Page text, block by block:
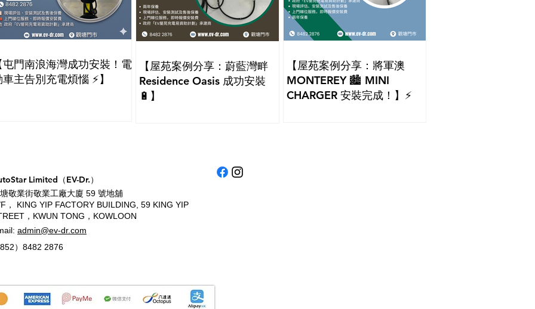
屯門南浪海灣成功安裝！電
主告別充電煩惱 ⚡】
【屋苑案例分享：蔚藍灣畔
Residence Oasis 成功安裝
🔋】
【屋苑案例分享：將軍澳
MONTEREY 🏙️ MINI
CHARGER 安裝完成！】⚡
Limited（EV-Dr.）
敬業街敬業工廠大廈 59 號地舖
， KING YIP FACTORY BUILDING, 59 KING YIP
，KWUN TONG，KOWLOON
admin@ev-dr.com
）8482 2876